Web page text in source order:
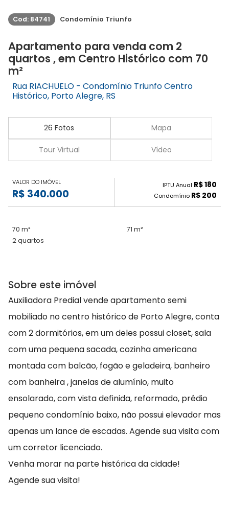
Cod: 84741 Condomínio Triunfo
Apartamento para venda com 2
quartos , em Centro Histórico com 70
m²
Rua RIACHUELO - Condomínio Triunfo Centro
Histórico, Porto Alegre, RS
26 Fotos Mapa
Tour Virtual Vídeo
VALOR DO IMÓVEL
R$ 340.000
IPTU Anual R$ 180
Condomínio R$ 200
70 m²
71 m²
2 quartos
Sobre este imóvel
Auxiliadora Predial vende apartamento semi
mobiliado no centro histórico de Porto Alegre, conta
com 2 dormitórios, em um deles possui closet, sala
com uma pequena sacada, cozinha americana
montada com balcão, fogão e geladeira, banheiro
com banheira , janelas de alumínio, muito
ensolarado, com vista definida, reformado, prédio
pequeno condomínio baixo, não possui elevador mas
apenas um lance de escadas. Agende sua visita com
um corretor licenciado.
Venha morar na parte histórica da cidade!
Agende sua visita!